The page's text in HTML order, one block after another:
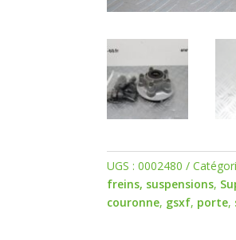
UGS :0002480
freins, suspensions,
couronne, gsxf, porte,